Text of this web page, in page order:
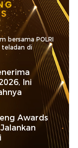
bersama POLRI
teladan di
Ini
Awards